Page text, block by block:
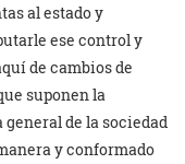
al estado y
ese control y
de cambios de
suponen la
de la sociedad
y conformado